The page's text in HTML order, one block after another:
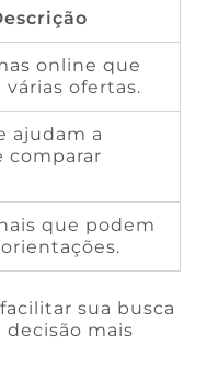
online que
ofertas.
ajudam a
comparar
que podem
sua busca
mais